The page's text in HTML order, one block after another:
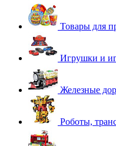
Товары для
Игрушки и
Железные
Роботы,